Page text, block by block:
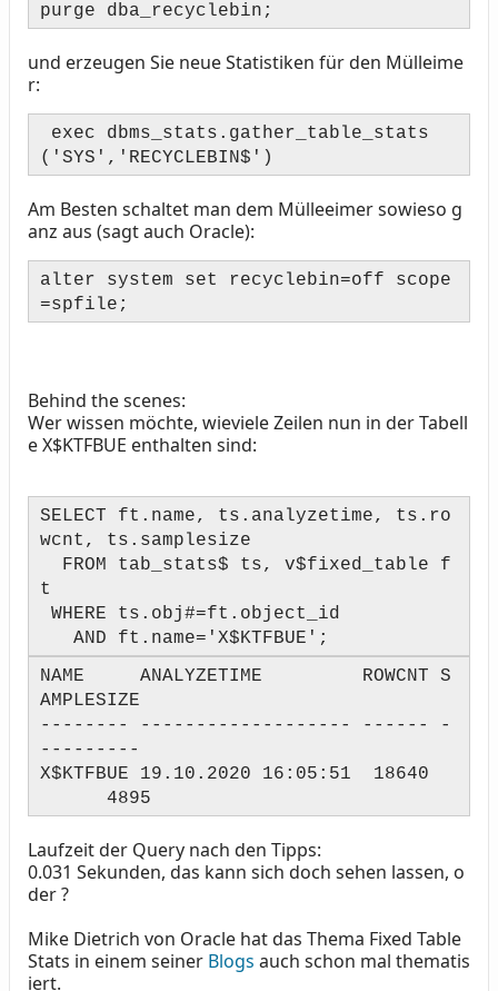
purge dba_recyclebin;
und erzeugen Sie neue Statistiken für den Mülleime
r:
exec dbms_stats.gather_table_stats
('SYS','RECYCLEBIN$')
Am Besten schaltet man dem Mülleeimer sowieso g
anz aus (sagt auch Oracle):
alter system set recyclebin=off scope
=spfile;
Behind the scenes:
Wer wissen möchte, wieviele Zeilen nun in der Tabell
e X$KTFBUE enthalten sind:
SELECT ft.name, ts.analyzetime, ts.ro
wcnt, ts.samplesize
FROM tab_stats$ ts, v$fixed_table f
t
WHERE ts.obj#=ft.object_id
AND ft.name='X$KTFBUE';
NAME ANALYZETIME ROWCNT S
AMPLESIZE
-------- ------------------- ------ -
---------
X$KTFBUE 19.10.2020 16:05:51 18640
4895
Laufzeit der Query nach den Tipps:
0.031 Sekunden, das kann sich doch sehen lassen, o
der ?
Mike Dietrich von Oracle hat das Thema Fixed Table
Stats in einem seiner Blogs auch schon mal thematis
iert.